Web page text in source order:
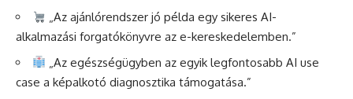
„Az ajánlórendszer jó példa egy sikeres AI-
alkalmazási forgatókönyvre az e-kereskedelemben.”
„Az egészségügyben az egyik legfontosabb AI use
case a képalkotó diagnosztika támogatása.”